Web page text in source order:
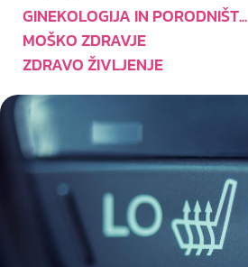
GINEKOLOGIJA IN PORODNIŠT...
MOŠKO ZDRAVJE
ZDRAVO ŽIVLJENJE